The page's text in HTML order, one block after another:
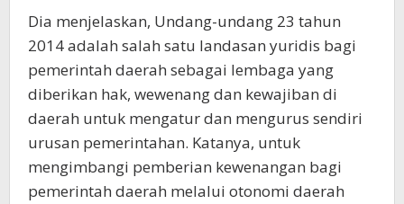
Dia menjelaskan, Undang-undang 23 tahun
2014 adalah salah satu landasan yuridis bagi
pemerintah daerah sebagai lembaga yang
diberikan hak, wewenang dan kewajiban di
daerah untuk mengatur dan mengurus sendiri
urusan pemerintahan. Katanya, untuk
mengimbangi pemberian kewenangan bagi
pemerintah daerah melalui otonomi daerah